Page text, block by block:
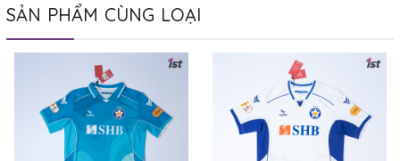
SẢN PHẨM CÙNG LOẠI